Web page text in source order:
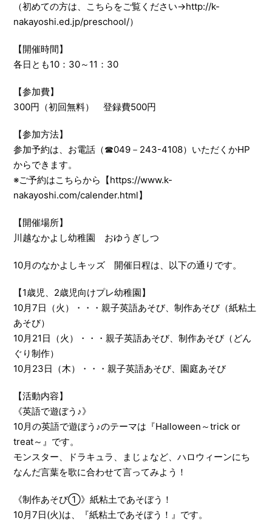
（初めての方は、こちらをご覧ください→http://k-
nakayoshi.ed.jp/preschool/）
【開催時間】
各日とも10：30～11：30
【参加費】
300円（初回無料） 登録費500円
【参加方法】
参加予約は、お電話（☎049－243-4108）いただくかHP
からできます。
※ご予約はこちらから【https://www.k-
nakayoshi.com/calender.html】
【開催場所】
川越なかよし幼稚園 おゆうぎしつ
10月のなかよしキッズ 開催日程は、以下の通りです。
【1歳児、2歳児向けプレ幼稚園】
10月7日（火）・・・親子英語あそび、制作あそび（紙粘土
あそび）
10月21日（火）・・・親子英語あそび、制作あそび（どん
ぐり制作）
10月23日（木）・・・親子英語あそび、園庭あそび
【活動内容】
《英語で遊ぼう♪》
10月の英語で遊ぼう♪のテーマは『Halloween～trick or
treat～』です。
モンスター、ドラキュラ、まじょなど、ハロウィーンにち
なんだ言葉を歌に合わせて言ってみよう！
《制作あそび①》紙粘土であそぼう！
10月7日(火)は、『紙粘土であそぼう！』です。